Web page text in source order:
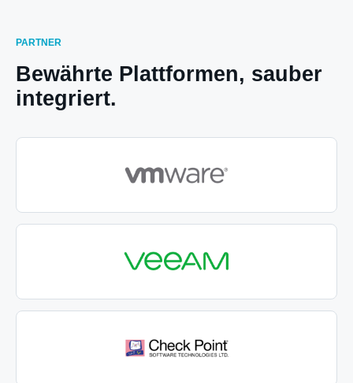
PARTNER
Bewährte Plattformen, sauber
integriert.